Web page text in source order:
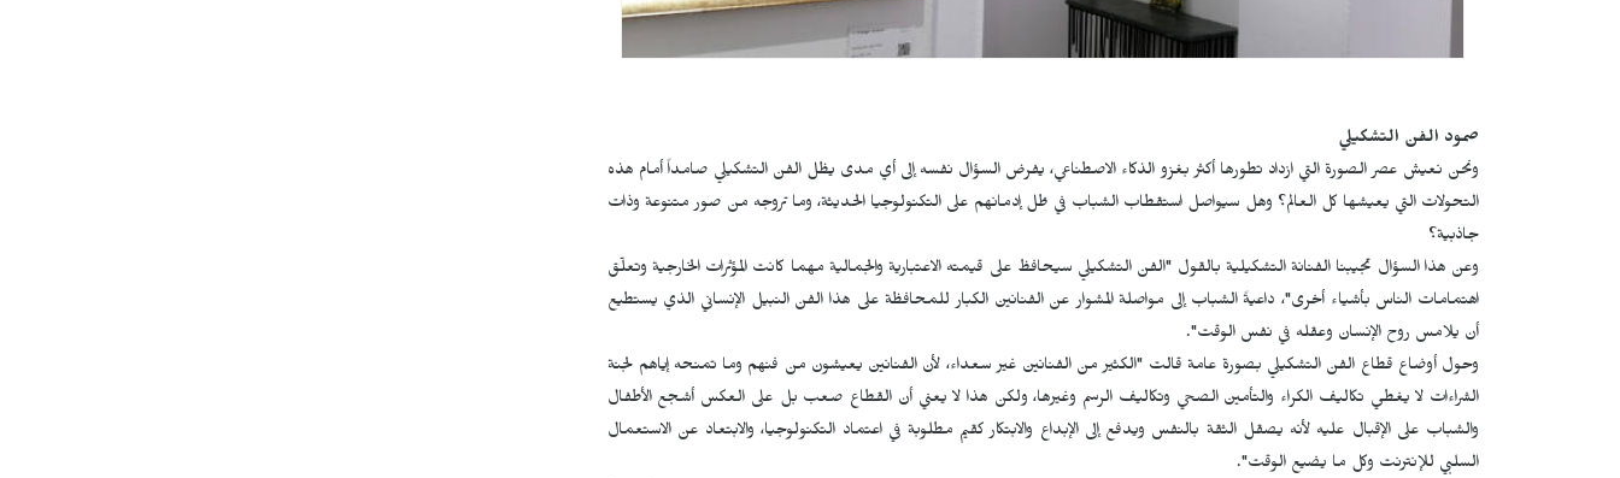
صمود الفن التشكيلي
ونحن نعيش عصر الصورة التي ازداد تطورها أكثر بغزو الذكاء الاصطناعي، يفرض السؤال نفسه إلى أي مدى يظل الفن التشكيلي صامداً أمام هذه
التحولات التي يعيشها كل العالم؟ وهل سيواصل استقطاب الشباب في ظل إدمانهم على التكنولوجيا الحديثة، وما تروجه من صور متنوعة وذات
جاذبية؟
وعن هذا السؤال تجيبنا الفنانة التشكيلية بالقول "الفن التشكيلي سيحافظ على قيمته الاعتبارية والجمالية مهما كانت المؤثرات الخارجية وتعلّق
اهتمامات الناس بأشياء أخرى"، داعيةً الشباب إلى مواصلة المشوار عن الفنانين الكبار للمحافظة على هذا الفن النبيل الإنساني الذي يستطيع
أن يلامس روح الإنسان وعقله في نفس الوقت".
وحول أوضاع قطاع الفن التشكيلي بصورة عامة قالت "الكثير من الفنانين غير سعداء، لأن الفنانين يعيشون من فنهم وما تمنحه إياهم لجنة
الشراءات لا يغطي تكاليف الكراء والتأمين الصحي وتكاليف الرسم وغيرها، ولكن هذا لا يعني أن القطاع صعب بل على العكس أشجع الأطفال
والشباب على الإقبال عليه لأنه يصقل الثقة بالنفس ويدفع إلى الإبداع والابتكار كقيم مطلوبة في اعتماد التكنولوجيا، والابتعاد عن الاستعمال
السلبي للإنترنت وكل ما يضيع الوقت".